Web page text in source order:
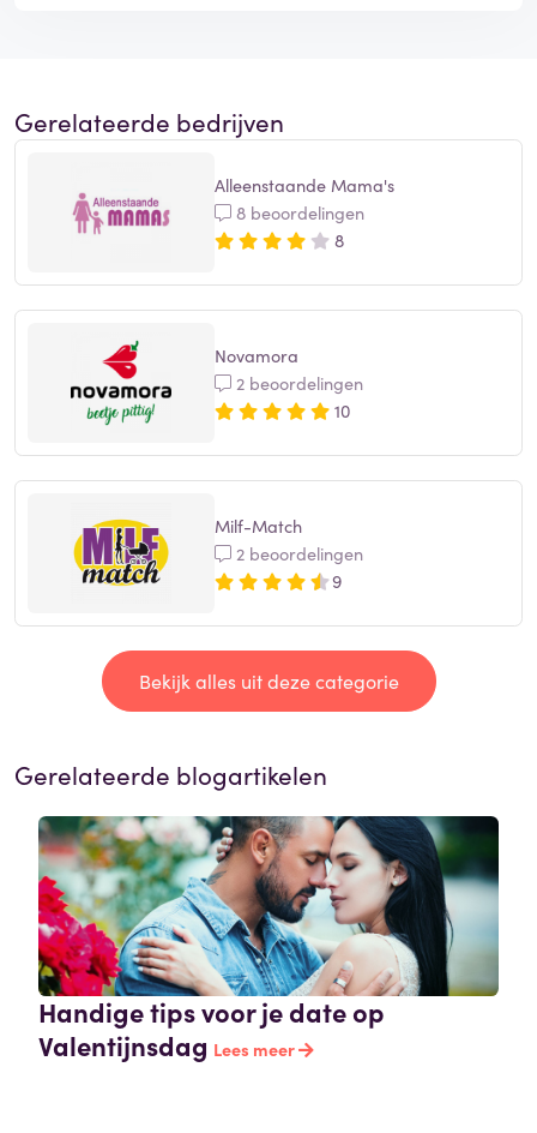
Gerelateerde bedrijven
Alleenstaande Mama's
8 beoordelingen
8
Novamora
2 beoordelingen
10
Milf-Match
2 beoordelingen
9
Bekijk alles uit deze categorie
Gerelateerde blogartikelen
Handige tips voor je date op
Valentijnsdag Lees meer